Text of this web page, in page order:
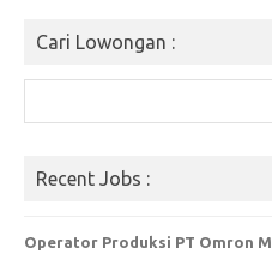
Cari Lowongan :
Recent Jobs :
Operator Produksi PT Omron